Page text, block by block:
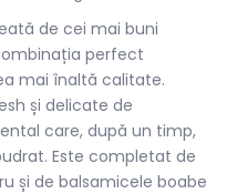
de cei mai buni
perfect
mai înaltă calitate.
și delicate de
care, după un timp,
Este completat de
și de balsamicele boabe